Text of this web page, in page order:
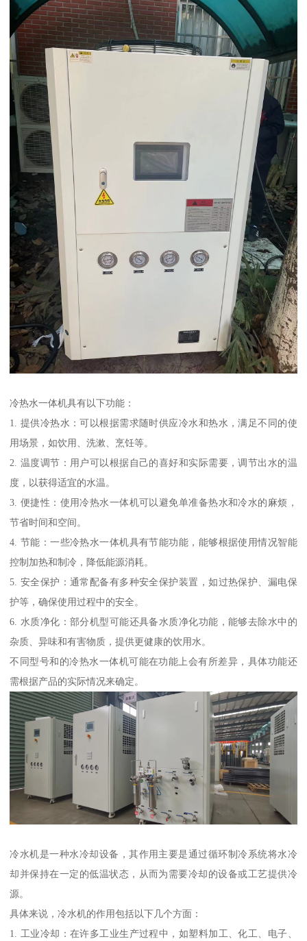
冷热水一体机具有以下功能：
1. 提供冷热水：可以根据需求随时供应冷水和热水，满足不同的使
用场景，如饮用、洗漱、烹饪等。
2. 温度调节：用户可以根据自己的喜好和实际需要，调节出水的温
度，以获得适宜的水温。
3. 便捷性：使用冷热水一体机可以避免单准备热水和冷水的麻烦，
节省时间和空间。
4. 节能：一些冷热水一体机具有节能功能，能够根据使用情况智能
控制加热和制冷，降低能源消耗。
5. 安全保护：通常配备有多种安全保护装置，如过热保护、漏电保
护等，确保使用过程中的安全。
6. 水质净化：部分机型可能还具备水质净化功能，能够去除水中的
杂质、异味和有害物质，提供更健康的饮用水。
不同型号和的冷热水一体机可能在功能上会有所差异，具体功能还
需根据产品的实际情况来确定。
冷水机是一种水冷却设备，其作用主要是通过循环制冷系统将水冷
却并保持在一定的低温状态，从而为需要冷却的设备或工艺提供冷
源。
具体来说，冷水机的作用包括以下几个方面：
1. 工业冷却：在许多工业生产过程中，如塑料加工、化工、电子、